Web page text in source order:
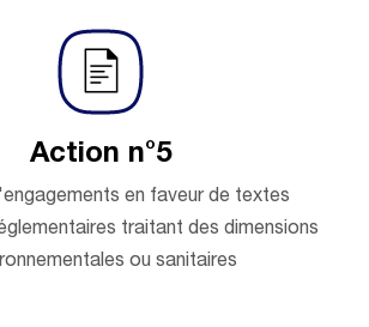
Action n°5
en faveur de textes
traitant des dimensions
ou sanitaires